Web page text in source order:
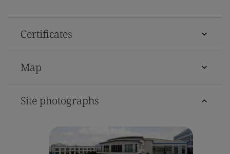
Certificates
Map
Site photographs